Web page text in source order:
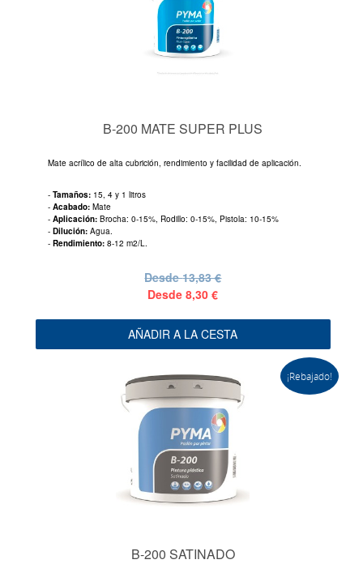
B-200 MATE SUPER PLUS
Mate acrílico de alta cubrición, rendimiento y facilidad de aplicación.
- Tamaños: 15, 4 y 1 litros
- Acabado: Mate
- Aplicación: Brocha: 0-15%, Rodillo: 0-15%, Pistola: 10-15%
- Dilución: Agua.
- Rendimiento: 8-12 m2/L.
Desde13,83 €
Desde8,30 €
AÑADIR A LA CESTA
¡Rebajado!
B-200 SATINADO